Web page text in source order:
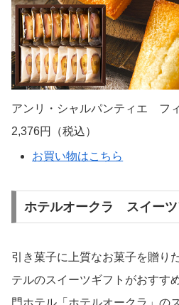
アンリ・シャルパンティエ フ
2,376円（税込）
お買い物はこちら
ホテルオークラ スイーツ
引き菓子に上質なお菓子を贈り
テルのスイーツギフトがおすす